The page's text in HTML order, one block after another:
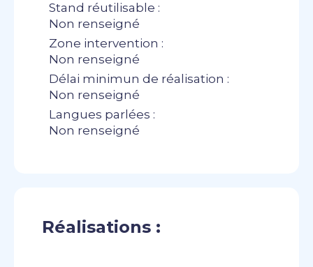
Stand réutilisable :
Non renseigné
Zone intervention :
Non renseigné
Délai minimun de réalisation :
Non renseigné
Langues parlées :
Non renseigné
Réalisations :